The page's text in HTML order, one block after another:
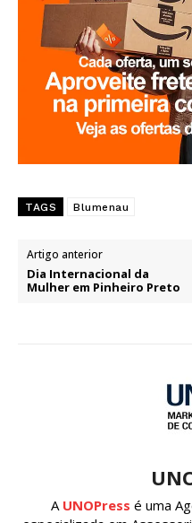
TAGS Blumenau
Artigo anterior
Dia Internacional da
Mulher em Pinheiro Preto
A UNOPress é uma